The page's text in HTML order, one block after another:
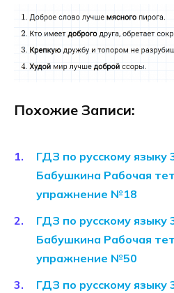
Похожие Записи:
ГДЗ по русскому языку
Бабушкина Рабочая
упражнение №18
ГДЗ по русскому языку
Бабушкина Рабочая
упражнение №50
ГДЗ по русскому языку